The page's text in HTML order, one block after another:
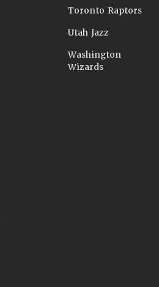
Toronto Raptors
Utah Jazz
Washington
Wizards